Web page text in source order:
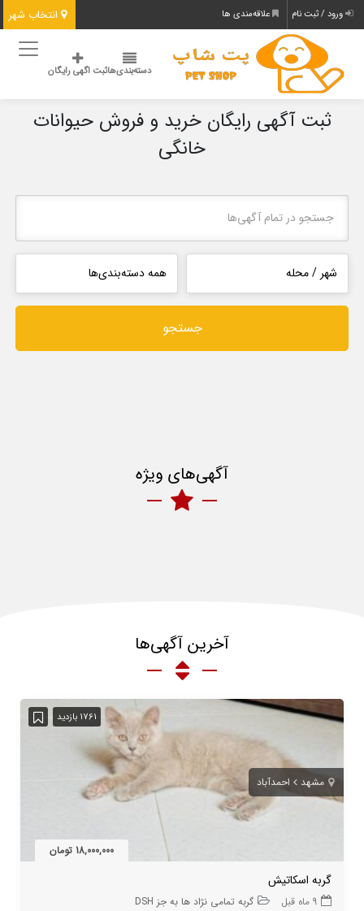
انتخاب شهر ورود / ثبت نام علاقه‌مندی ها
دسته‌بندی‌هاثبت اگهی رایگان
ثبت آگهی رایگان خرید و فروش حیوانات
خانگی
جستجو
آگهی‌های ویژه
آخرین آگهی‌ها
1761 بازدید
مشهد احمدآباد
18,000,000 تومان
گربه اسکاتیش
9 ماه قبل گربه تمامی نژاد ها به جز DSH